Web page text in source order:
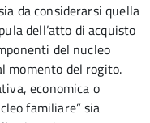
da considerarsi quella
dell’atto di acquisto
del nucleo
momento del rogito.
economica o
familiare” sia